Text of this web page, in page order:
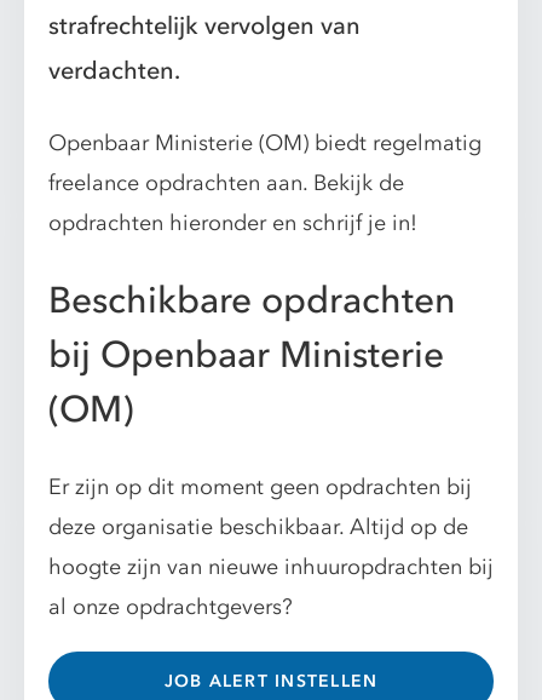
strafrechtelijk vervolgen van
verdachten.
Openbaar Ministerie (OM) biedt regelmatig
freelance opdrachten aan. Bekijk de
opdrachten hieronder en schrijf je in!
Beschikbare opdrachten
bij Openbaar Ministerie
(OM)
Er zijn op dit moment geen opdrachten bij
deze organisatie beschikbaar. Altijd op de
hoogte zijn van nieuwe inhuuropdrachten bij
al onze opdrachtgevers?
JOB ALERT INSTELLEN